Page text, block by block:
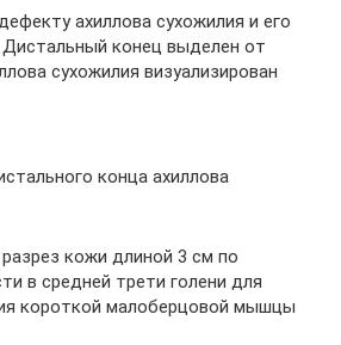
ахиллова сухожилия и его
конец выделен от
сухожилия визуализирован
конца ахиллова
кожи длиной 3 см по
в средней трети голени для
короткой малоберцовой мышцы